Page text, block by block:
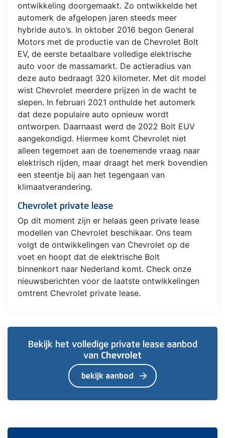
ontwikkeling doorgemaakt. Zo ontwikkelde het
automerk de afgelopen jaren steeds meer
hybride auto’s. In oktober 2016 begon General
Motors met de productie van de Chevrolet Bolt
EV, de eerste betaalbare volledige elektrische
auto voor de massamarkt. De actieradius van
deze auto bedraagt 320 kilometer. Met dit model
wist Chevrolet meerdere prijzen in de wacht te
slepen. In februari 2021 onthulde het automerk
dat deze populaire auto opnieuw wordt
ontworpen. Daarnaast werd de 2022 Bolt EUV
aangekondigd. Hiermee komt Chevrolet niet
alleen tegemoet aan de toenemende vraag naar
elektrisch rijden, maar draagt het merk bovendien
een steentje bij aan het tegengaan van
klimaatverandering.
Chevrolet private lease
Op dit moment zijn er helaas geen private lease
modellen van Chevrolet beschikaar. Ons team
volgt de ontwikkelingen van Chevrolet op de
voet en hoopt dat de elektrische Bolt
binnenkort naar Nederland komt. Check onze
nieuwsberichten voor de laatste ontwikkelingen
omtrent Chevrolet private lease.
Bekijk het volledige private lease aanbod
van Chevrolet
bekijk aanbod arrow_forward